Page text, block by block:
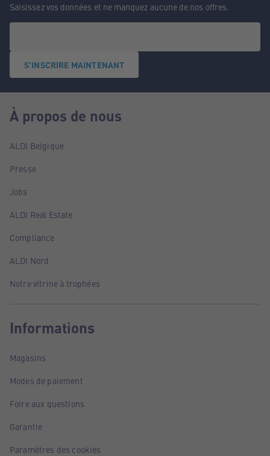
Saisissez vos données et ne manquez aucune de nos offres.
S'INSCRIRE MAINTENANT
À propos de nous
ALDI Belgique
Presse
Jobs
ALDI Real Estate
Compliance
ALDI Nord
Notre vitrine à trophées
Informations
Magasins
Modes de paiement
Foire aux questions
Garantie
Paramètres des cookies